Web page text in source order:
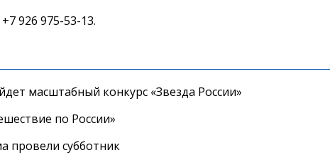
926 975-53-13.
масштабный конкурс «Звезда России»
по России»
провели субботник